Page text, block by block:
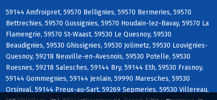
59144 Amfroipret, 59570 Bellignies, 59570 Bermeries, 59570
Bettrechies, 59570 Gussignies, 59570 Houdain-lez-Bavay, 59570 La
Flamengrie, 59570 St-Waast, 59530 Le Quesnoy, 59530
Beaudignies, 59530 Ghissignies, 59530 Jolimetz, 59530 Louvignies-
Quesnoy, 59218 Neuville-en-Avesnois, 59530 Potelle, 59530
Ruesnes, 59218 Salesches, 59144 Bry, 59144 Eth, 59530 Frasnoy,
59144 Gommegnies, 59144 Jenlain, 59990 Maresches, 59530
Orsinval, 59144 Preux-au-Sart, 59269 Sepmeries, 59530 Villereau,